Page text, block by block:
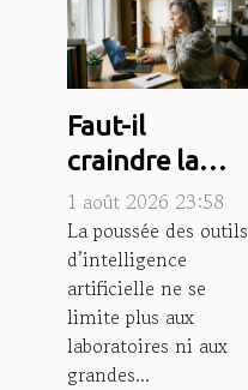
Faut-il
craindre la
montée en
puissance des
outils ia au
quotidien ?
1 août 2026 23:58
La poussée des outils
d’intelligence
artificielle ne se
limite plus aux
laboratoires ni aux
grandes...